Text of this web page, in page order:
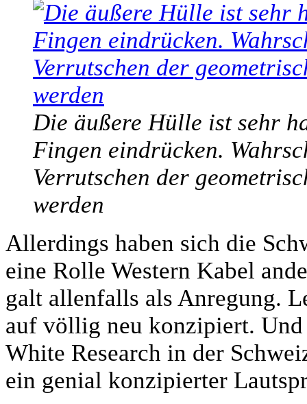
Die äußere Hülle ist sehr
Fingen eindrücken.
Verrutschen der
werden
Allerdings haben sich die
eine Rolle Western Kabel
galt allenfalls als Anregung.
auf völlig neu konzipiert.
White Research in der
ein genial konzipierter